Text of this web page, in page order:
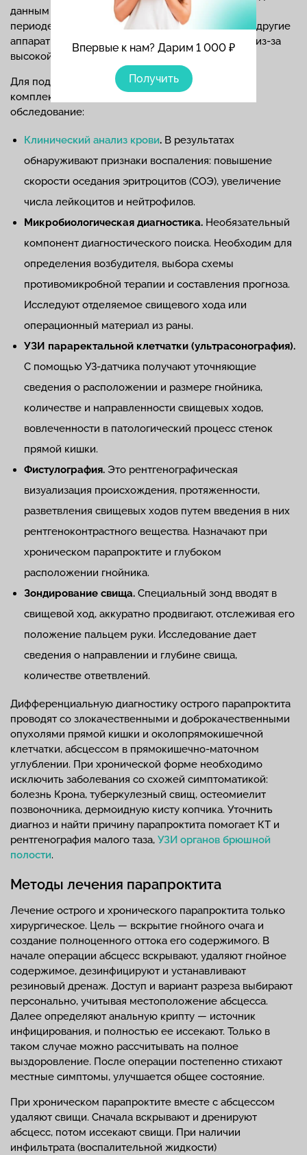
Впервые к нам? Дарим 1 000 ₽
Получить
данным анамнеза и жалобам пациента. В остром
периоде пальцевое ректальное исследование и другие
аппаратные методы диагностики не используют из-за
высокой болезненности.
Для подтверждения парапроктита назначают
комплексное лабораторно-инструментальное
обследование:
Клинический анализ крови. В результатах
обнаруживают признаки воспаления: повышение
скорости оседания эритроцитов (СОЭ), увеличение
числа лейкоцитов и нейтрофилов.
Микробиологическая диагностика. Необязательный
компонент диагностического поиска. Необходим для
определения возбудителя, выбора схемы
противомикробной терапии и составления прогноза.
Исследуют отделяемое свищевого хода или
операционный материал из раны.
УЗИ параректальной клетчатки (ультрасонография).
С помощью УЗ-датчика получают уточняющие
сведения о расположении и размере гнойника,
количестве и направленности свищевых ходов,
вовлеченности в патологический процесс стенок
прямой кишки.
Фистулография. Это рентгенографическая
визуализация происхождения, протяженности,
разветвления свищевых ходов путем введения в них
рентгеноконтрастного вещества. Назначают при
хроническом парапроктите и глубоком
расположении гнойника.
Зондирование свища. Специальный зонд вводят в
свищевой ход, аккуратно продвигают, отслеживая его
положение пальцем руки. Исследование дает
сведения о направлении и глубине свища,
количестве ответвлений.
Дифференциальную диагностику острого парапроктита
проводят со злокачественными и доброкачественными
опухолями прямой кишки и околопрямокишечной
клетчатки, абсцессом в прямокишечно-маточном
углублении. При хронической форме необходимо
исключить заболевания со схожей симптоматикой:
болезнь Крона, туберкулезный свищ, остеомиелит
позвоночника, дермоидную кисту копчика. Уточнить
диагноз и найти причину парапроктита помогает КТ и
рентгенография малого таза, УЗИ органов брюшной
полости.
Методы лечения парапроктита
Лечение острого и хронического парапроктита только
хирургическое. Цель — вскрытие гнойного очага и
создание полноценного оттока его содержимого. В
начале операции абсцесс вскрывают, удаляют гнойное
содержимое, дезинфицируют и устанавливают
резиновый дренаж. Доступ и вариант разреза выбирают
персонально, учитывая местоположение абсцесса.
Далее определяют анальную крипту — источник
инфицирования, и полностью ее иссекают. Только в
таком случае можно рассчитывать на полное
выздоровление. После операции постепенно стихают
местные симптомы, улучшается общее состояние.
При хроническом парапроктите вместе с абсцессом
удаляют свищи. Сначала вскрывают и дренируют
абсцесс, потом иссекают свищи. При наличии
инфильтрата (воспалительной жидкости)